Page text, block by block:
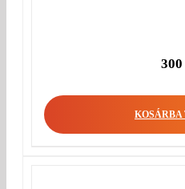
300
KOSÁRBA